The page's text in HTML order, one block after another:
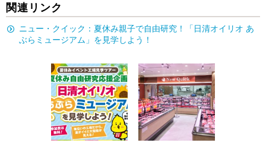
関連リンク
ニュー・クイック：夏休み親子で自由研究！「日清オイリオ あ
ぶらミュージアム」を見学しよう！